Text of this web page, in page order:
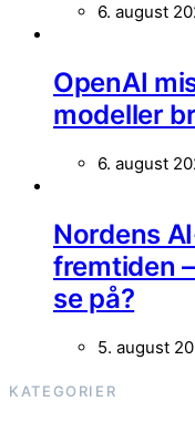
6. august
OpenAI
modeller
6. august
Nordens
fremtiden
se på?
5. august
KATEGORIER